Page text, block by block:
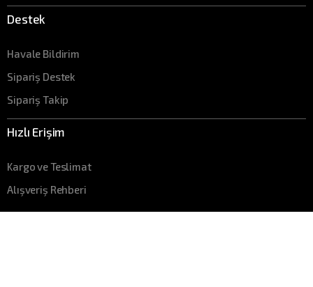
Destek
Havale Bildirim
Sipariş Destek
Sipariş Takip
Hızlı Erişim
Kargo ve Teslimat
Alışveriş Rehberi